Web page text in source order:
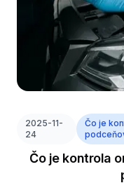
2025-11-
24
Čo je
Čo je kontrola